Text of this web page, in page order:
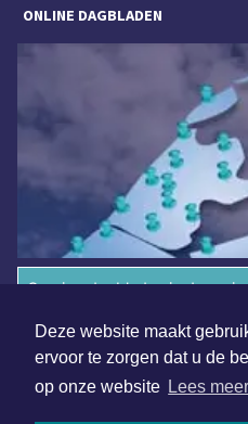
Deze website maakt
ervoor te zorgen dat u de
op onze website Lees meer
ONLINE DAGBLADEN
Overige dagbladen in de regio
Algemene voorwaarden
Disclaimer